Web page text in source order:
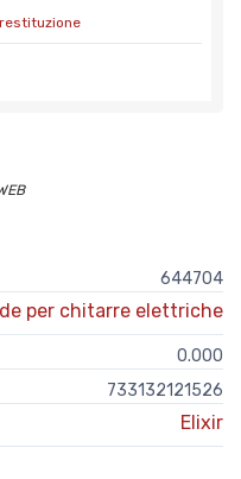
644704
per chitarre elettriche
0.000
733132121526
Elixir